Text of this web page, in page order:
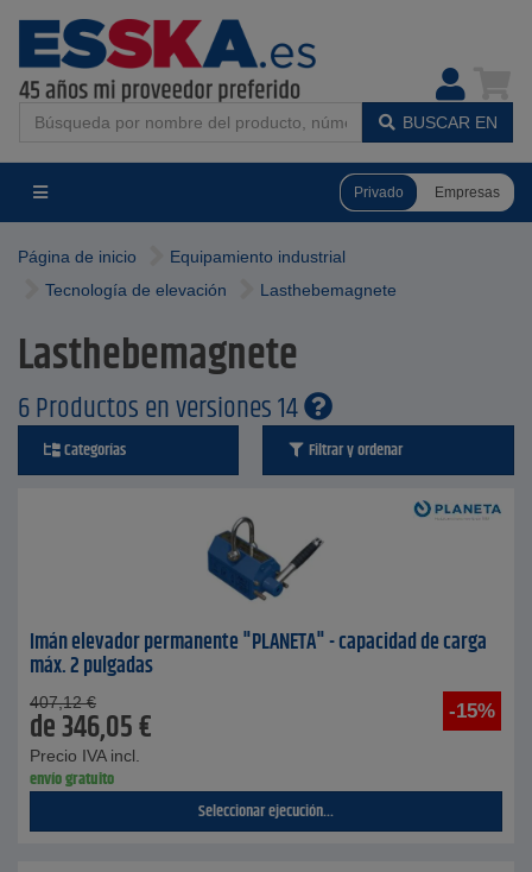
BUSCAR EN
Privado Empresas
Página de inicio
Equipamiento industrial
Tecnología de elevación
Lasthebemagnete
Lasthebemagnete
6 Productos en versiones 14
Categorías Filtrar y ordenar
Imán elevador permanente "PLANETA" - capacidad de carga
máx. 2 pulgadas
-15%
407,12 €
de346,05€
Precio IVA incl.
envío gratuito
Seleccionar ejecución...